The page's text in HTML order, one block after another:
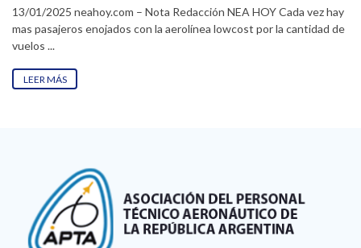
13/01/2025 neahoy.com – Nota Redacción NEA HOY Cada vez hay
mas pasajeros enojados con la aerolínea lowcost por la cantidad de
vuelos ...
LEER MÁS